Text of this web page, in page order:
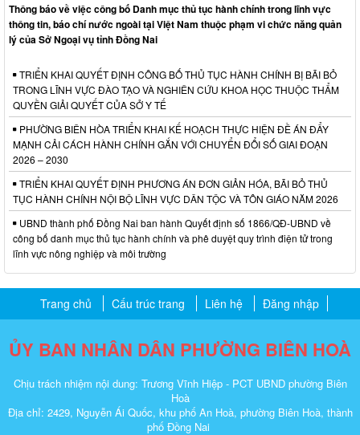
Thông báo về việc công bố Danh mục thủ tục hành chính trong lĩnh vực
thông tin, báo chí nước ngoài tại Việt Nam thuộc phạm vi chức năng quản
lý của Sở Ngoại vụ tỉnh Đồng Nai
TRIỂN KHAI QUYẾT ĐỊNH CÔNG BỐ THỦ TỤC HÀNH CHÍNH BỊ BÃI BỎ
TRONG LĨNH VỰC ĐÀO TẠO VÀ NGHIÊN CỨU KHOA HỌC THUỘC THẨM
QUYỀN GIẢI QUYẾT CỦA SỞ Y TẾ
PHƯỜNG BIÊN HÒA TRIỂN KHAI KẾ HOẠCH THỰC HIỆN ĐỀ ÁN ĐẨY
MẠNH CẢI CÁCH HÀNH CHÍNH GẮN VỚI CHUYỂN ĐỔI SỐ GIAI ĐOẠN
2026 – 2030
TRIỂN KHAI QUYẾT ĐỊNH PHƯƠNG ÁN ĐƠN GIẢN HÓA, BÃI BỎ THỦ
TỤC HÀNH CHÍNH NỘI BỘ LĨNH VỰC DÂN TỘC VÀ TÔN GIÁO NĂM 2026
UBND thành phố Đồng Nai ban hành Quyết định số 1866/QĐ-UBND về
công bố danh mục thủ tục hành chính và phê duyệt quy trình điện tử trong
lĩnh vực nông nghiệp và môi trường
Trang chủ Cấu trúc trang Liên hệ Đăng nhập
ỦY BAN NHÂN DÂN PHƯỜNG BIÊN HOÀ
Chịu trách nhiệm nội dung: Trương Vĩnh Hiệp - PCT UBND phường Biên
Hoà
Địa chỉ: 2429, Nguyễn Ái Quốc, khu phố An Hoà, phường Biên Hoà, thành
phố Đồng Nai